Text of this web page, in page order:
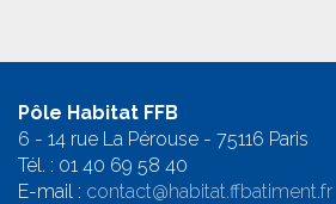
Pôle Habitat FFB
6 - 14 rue La Pérouse - 75116 Paris
Tél. : 01 40 69 58 40
E-mail : contact@habitat.ffbatiment.fr